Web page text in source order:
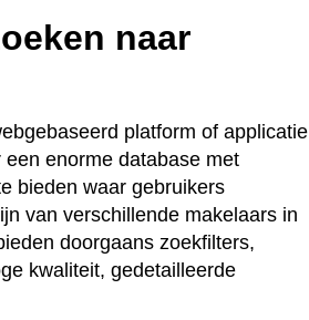
naar
platform of applicatie
enorme database met
bieden waar gebruikers
van verschillende makelaars in
doorgaans zoekfilters,
kwaliteit, gedetailleerde